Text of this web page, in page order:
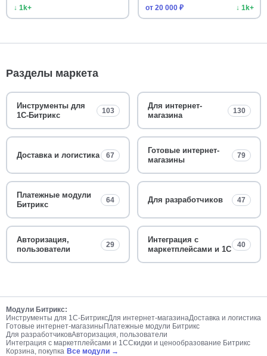
↓ 1k+
от 20 000 ₽ ↓ 1k+
Разделы маркета
Инструменты для
1С-Битрикс
103
Для интернет-
магазина
130
Доставка и логистика 67
Готовые интернет-
магазины
79
Платежные модули
Битрикс
64 Для разработчиков 47
Авторизация,
пользователи
29
Интеграция с
маркетплейсами и 1С
40
Модули Битрикс:
Инструменты для 1С-БитриксДля интернет-магазинаДоставка и логистика
Готовые интернет-магазины Платежные модули Битрикс
Для разработчиковАвторизация, пользователи
Интеграция с маркетплейсами и 1ССкидки и ценообразование Битрикс
Корзина, покупка Все модули →